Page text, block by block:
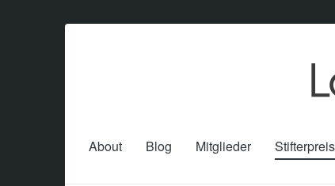
About Blog Mitglieder